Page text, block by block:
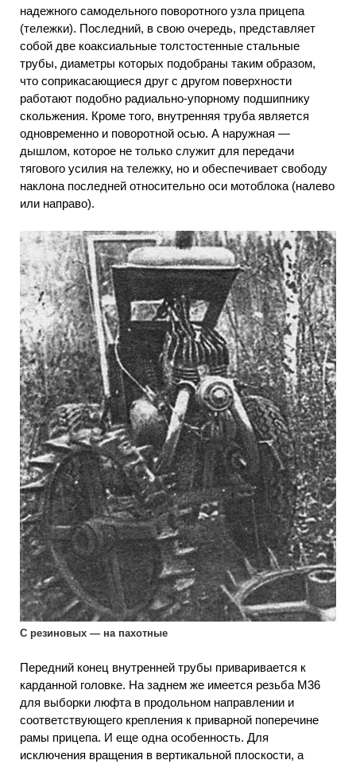
надежного самодельного поворотного узла прицепа
(тележки). Последний, в свою очередь, представляет
собой две коаксиальные толстостенные стальные
трубы, диаметры которых подобраны таким образом,
что соприкасающиеся друг с другом поверхности
работают подобно радиально-упорному подшипнику
скольжения. Кроме того, внутренняя труба является
одновременно и поворотной осью. А наружная —
дышлом, которое не только служит для передачи
тягового усилия на тележку, но и обеспечивает свободу
наклона последней относительно оси мотоблока (налево
или направо).
С резиновых — на пахотные
Передний конец внутренней трубы приваривается к
карданной головке. На заднем же имеется резьба М36
для выборки люфта в продольном направлении и
соответствующего крепления к приварной поперечине
рамы прицепа. И еще одна особенность. Для
исключения вращения в вертикальной плоскости, а